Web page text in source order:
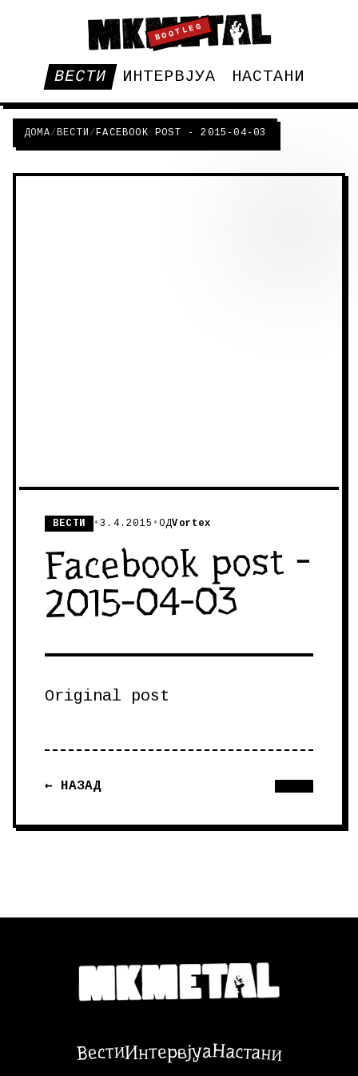
BOOTLEG
ВЕСТИ ИНТЕРВЈУА НАСТАНИ
ДОМА/ВЕСТИ /FACEBOOK POST - 2015-04-03
ВЕСТИ •3.4.2015 •ОДVortex
Facebook post -
2015-04-03
Original post
← НАЗАД
ВестиИнтервјуаНастани